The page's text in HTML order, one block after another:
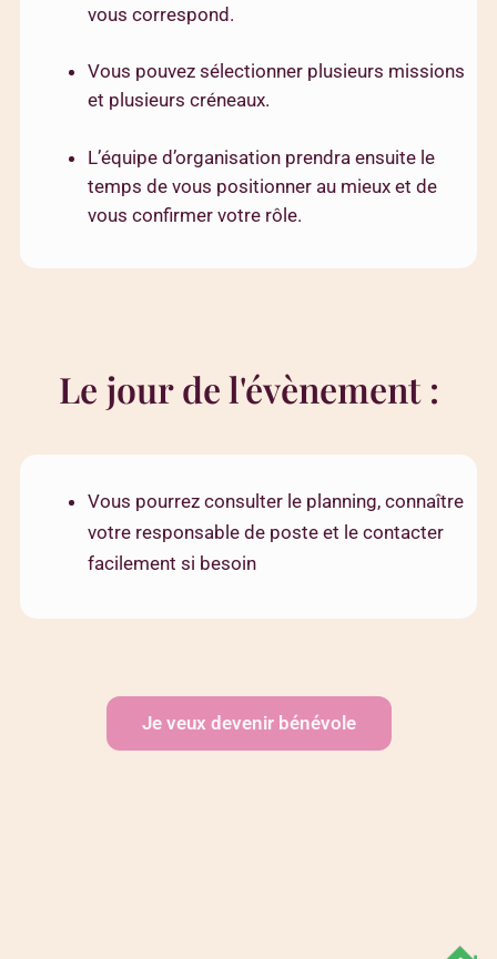
vous correspond.
Vous pouvez sélectionner plusieurs missions
et plusieurs créneaux.
L’équipe d’organisation prendra ensuite le
temps de vous positionner au mieux et de
vous confirmer votre rôle.
Le jour de l'évènement :
Vous pourrez consulter le planning, connaître
votre responsable de poste et le contacter
facilement si besoin
Je veux devenir bénévole